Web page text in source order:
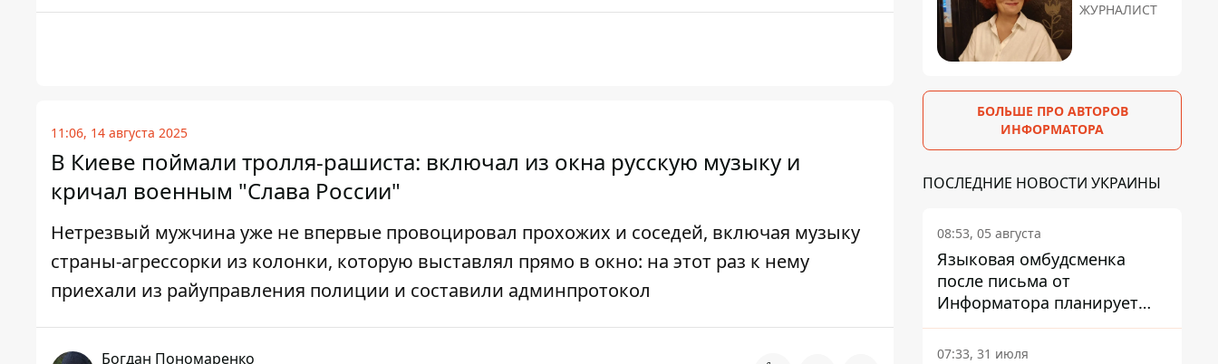
11:06, 14 августа 2025
В Киеве поймали тролля-рашиста: включал из окна русскую музыку и
кричал военным "Слава России"
Нетрезвый мужчина уже не впервые провоцировал прохожих и соседей, включая музыку
страны-агрессорки из колонки, которую выставлял прямо в окно: на этот раз к нему
приехали из райуправления полиции и составили админпротокол
Богдан Пономаренко
ЖУРНАЛИСТ
БОЛЬШЕ ПРО АВТОРОВ
ИНФОРМАТОРА
ПОСЛЕДНИЕ НОВОСТИ УКРАИНЫ
08:53, 05 августа
Языковая омбудсменка
после письма от
Информатора планирует
наказать компанию-
подрядчика ПриватБанка
07:33, 31 июля